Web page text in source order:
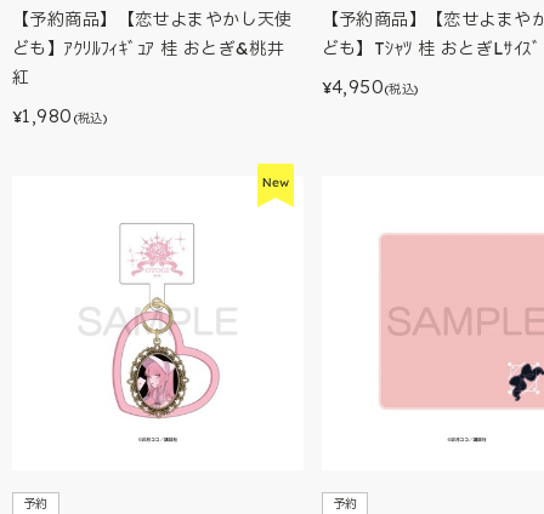
【予約商品】【恋せよまやかし天使
ども】ｱｸﾘﾙﾌｨｷﾞｭｱ 桂 おとぎ&桃井
紅
¥1,980 (税込)
【予約商品】【恋せよまや
ども】Tｼｬﾂ 桂 おとぎLｻｲｽﾞ
¥4,950(税込)
予約 予約